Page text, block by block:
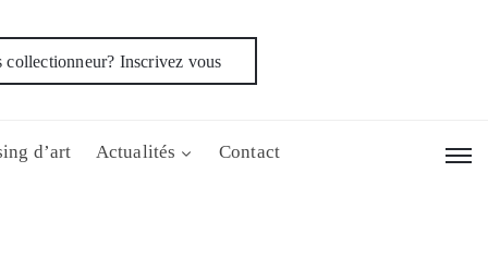
collectionneur? Inscrivez vous
d’art Actualités Contact